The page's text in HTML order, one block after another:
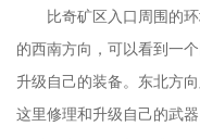
比奇矿区入口周围的
的西南方向，可以看到一
升级自己的装备。东北方
这里修理和升级自己的武